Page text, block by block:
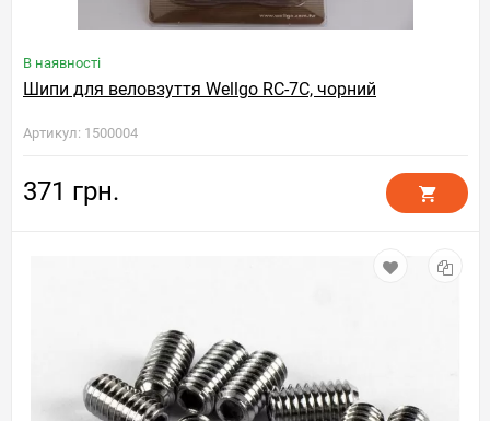
В наявності
Шипи для веловзуття Wellgo RC-7С, чорний
Артикул: 1500004
371 грн.